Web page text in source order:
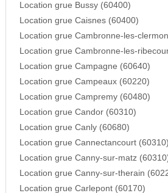
Location grue Bussy (60400)
Location grue Caisnes (60400)
Location grue Cambronne-les-
Location grue Cambronne-les-
Location grue Campagne (60640)
Location grue Campeaux (60220)
Location grue Campremy (60480)
Location grue Candor (60310)
Location grue Canly (60680)
Location grue Cannectancourt (60310)
Location grue Canny-sur-matz
Location grue Canny-sur-therain
Location grue Carlepont (60170)